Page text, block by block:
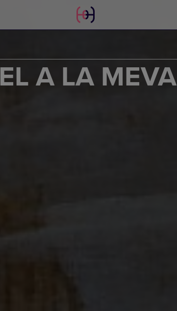
A LA MEVA